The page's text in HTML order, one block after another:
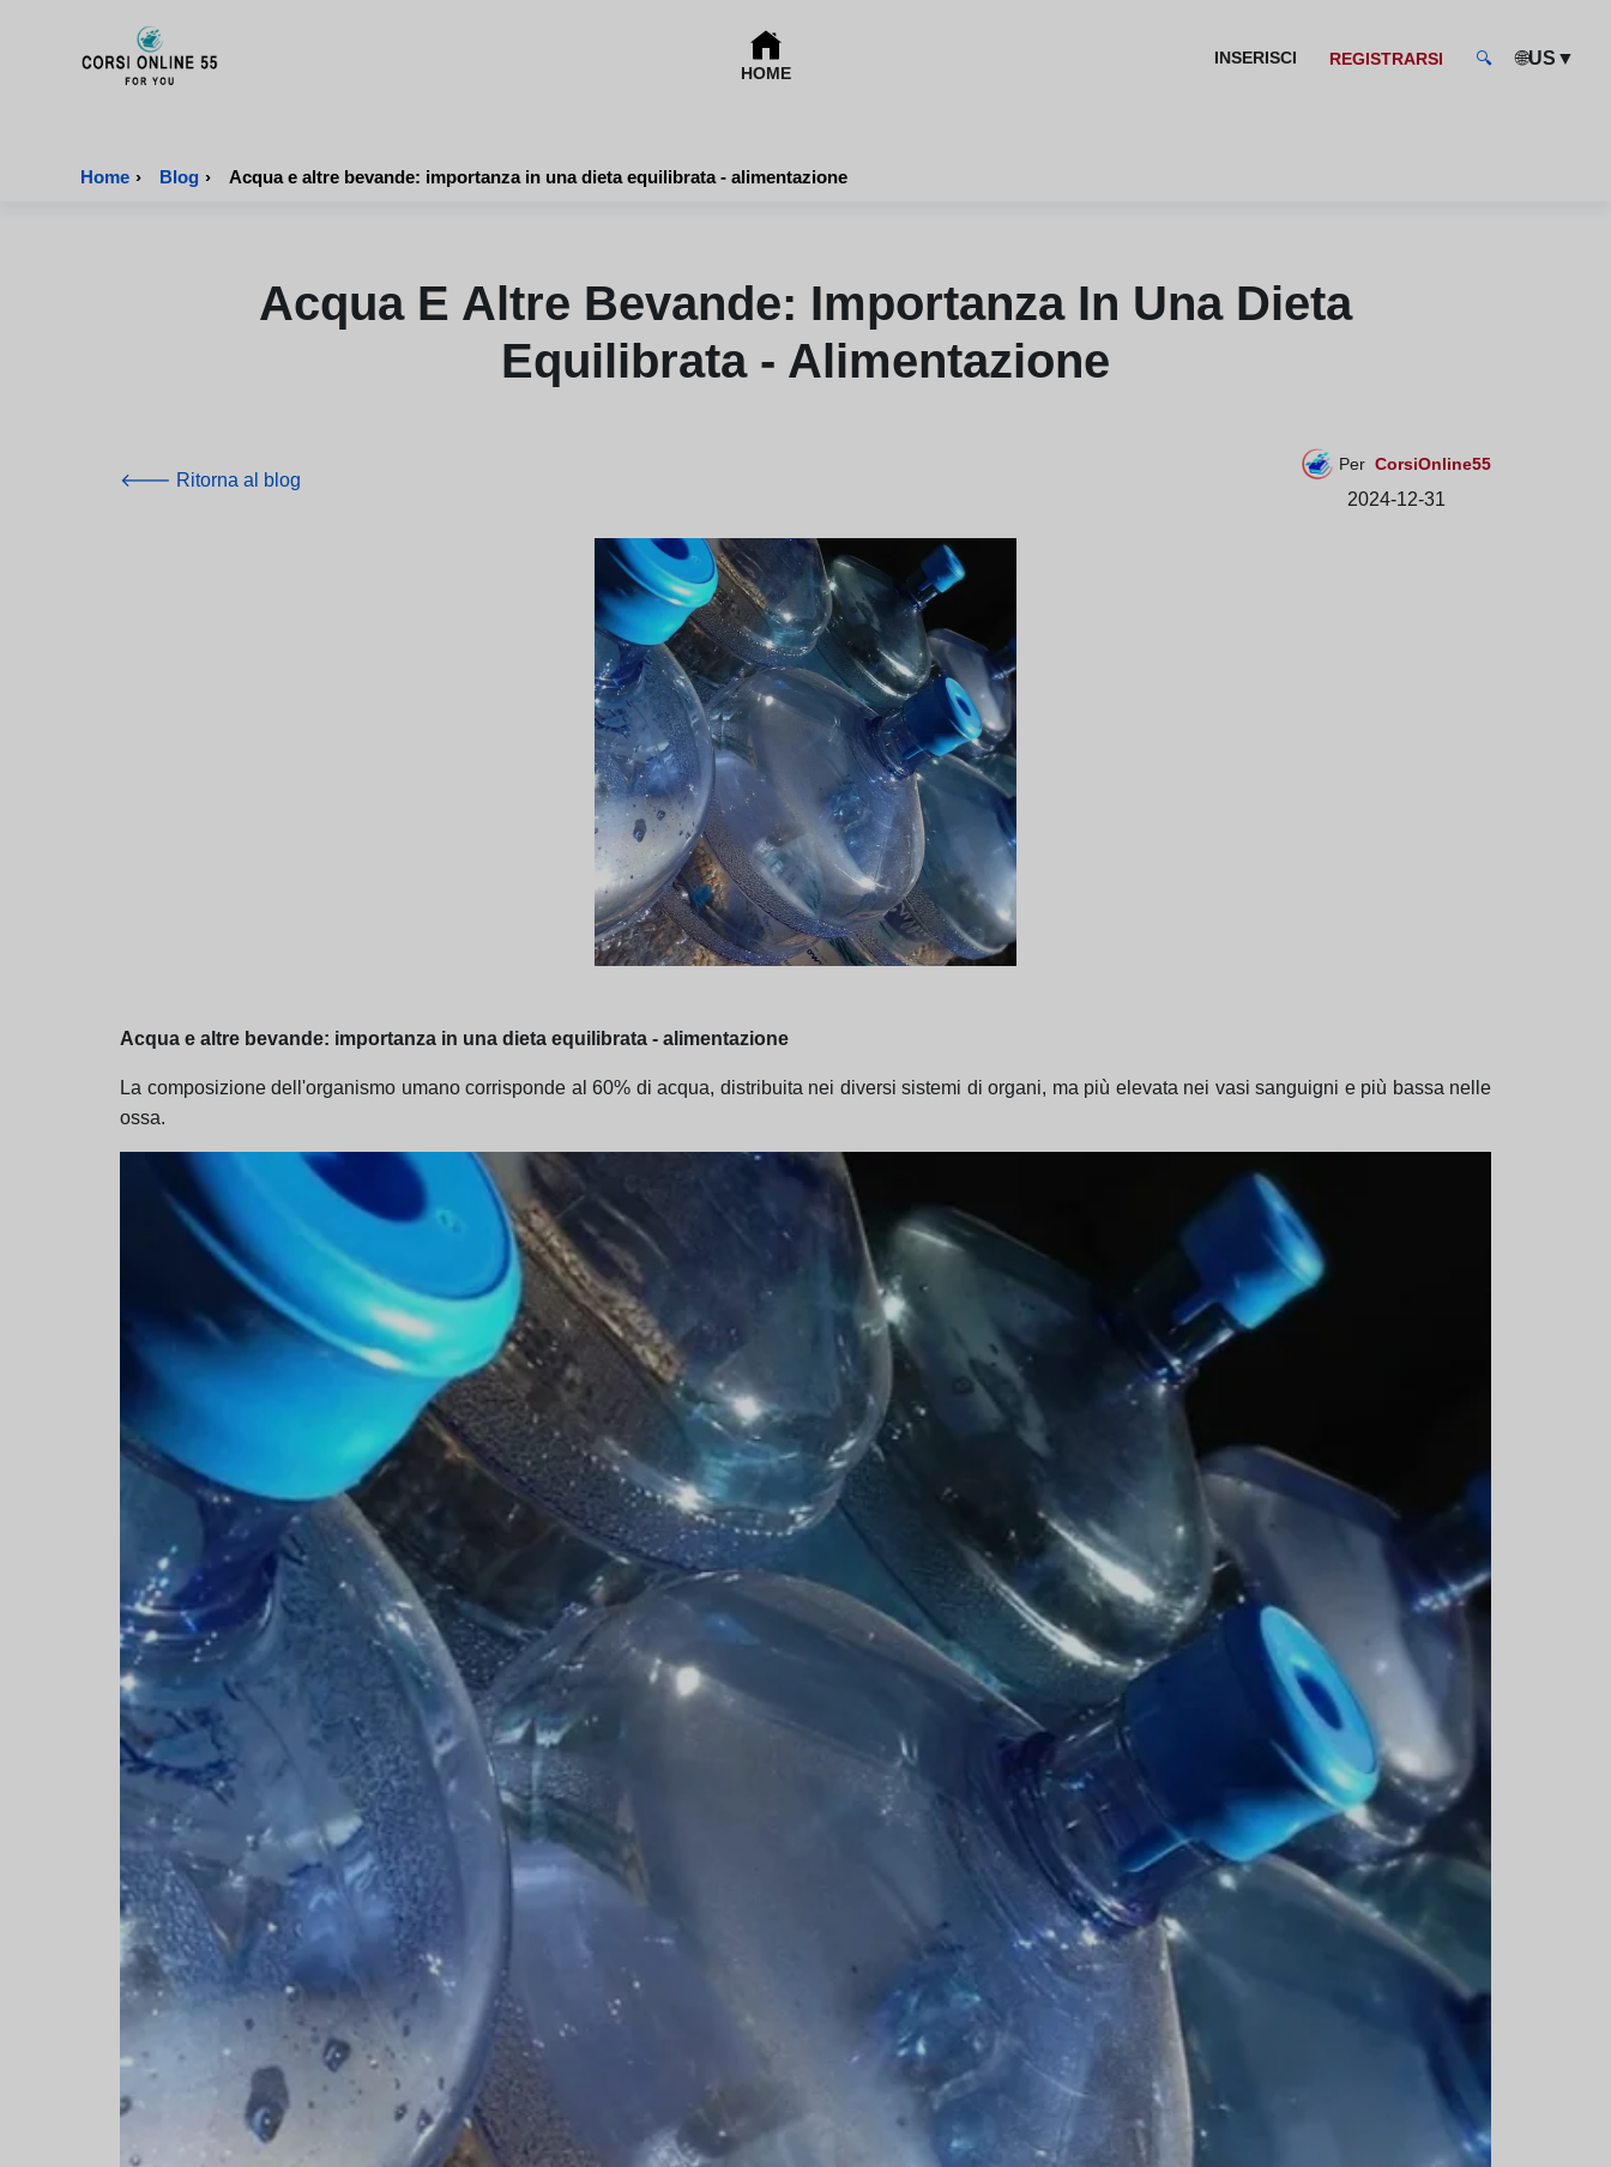
HOME
INSERISCI REGISTRARSI 🔍 🌐US ▼
Home › Blog › Acqua e altre bevande: importanza in una dieta equilibrata - alimentazione
Acqua E Altre Bevande: Importanza In Una Dieta
Equilibrata - Alimentazione
🡐 Ritorna al blog
Per CorsiOnline55
2024-12-31
Acqua e altre bevande: importanza in una dieta equilibrata - alimentazione
La composizione dell'organismo umano corrisponde al 60% di acqua, distribuita nei diversi sistemi di organi, ma più elevata nei vasi sanguigni e più bassa nelle
ossa.